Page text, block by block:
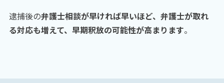
逮捕後の弁護士相談が早ければ早いほど、弁護士が取れ
る対応も増えて、早期釈放の可能性が高まります。